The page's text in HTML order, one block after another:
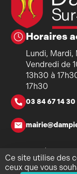
Horaires
Lundi, Mardi,
Vendredi de
13h30 à
17h30
03 84 67 14 30
Copyright
droits réservés -
WSB-Mentions
Ce site utilise des
ceux que vous